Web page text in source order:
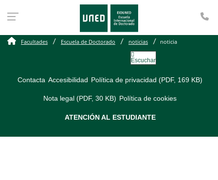
Facultades Escuela de Doctorado noticias noticia
Escuchar
Contacta Accesibilidad Política de privacidad (PDF, 169 KB)
Nota legal (PDF, 30 KB) Política de cookies
ATENCIÓN AL ESTUDIANTE